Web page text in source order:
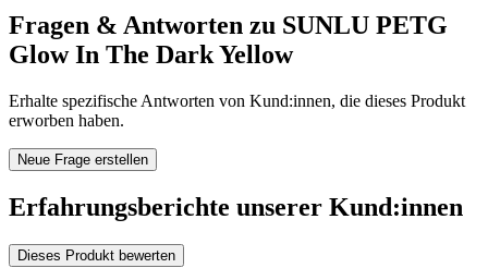
Fragen & Antworten zu SUNLU PETG
Glow In The Dark Yellow
Erhalte spezifische Antworten von Kund:innen, die dieses Produkt
erworben haben.
Neue Frage erstellen
Erfahrungsberichte unserer Kund:innen
Dieses Produkt bewerten